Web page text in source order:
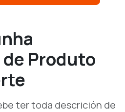
Produto
ter toda descrición de